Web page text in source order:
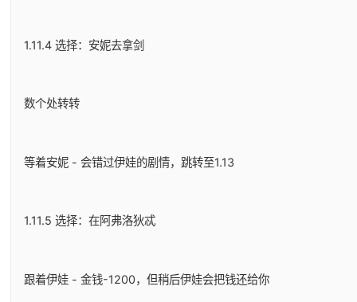
1.11.4 选择：安妮去拿剑
数个处转转
等着安妮 - 会错过伊娃的剧情，跳转至1.13
1.11.5 选择：在阿弗洛狄忒
跟着伊娃 - 金钱-1200，但稍后伊娃会把钱还给你